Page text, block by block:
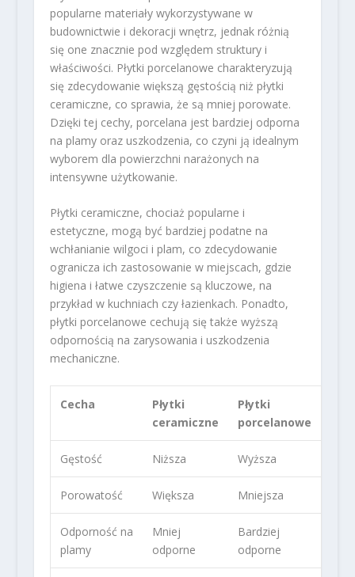
popularne materiały wykorzystywane w
budownictwie i dekoracji wnętrz, jednak różnią
się one znacznie pod względem struktury i
właściwości. Płytki porcelanowe charakteryzują
się zdecydowanie większą gęstością niż płytki
ceramiczne, co sprawia, że są mniej porowate.
Dzięki tej cechy, porcelana jest bardziej odporna
na plamy oraz uszkodzenia, co czyni ją idealnym
wyborem dla powierzchni narażonych na
intensywne użytkowanie.
Płytki ceramiczne, chociaż popularne i
estetyczne, mogą być bardziej podatne na
wchłanianie wilgoci i plam, co zdecydowanie
ogranicza ich zastosowanie w miejscach, gdzie
higiena i łatwe czyszczenie są kluczowe, na
przykład w kuchniach czy łazienkach. Ponadto,
płytki porcelanowe cechują się także wyższą
odpornością na zarysowania i uszkodzenia
mechaniczne.
Cecha
Płytki
ceramiczne
Płytki
porcelanowe
Gęstość Niższa Wyższa
Porowatość Większa Mniejsza
Odporność na
plamy
Mniej
odporne
Bardziej
odporne